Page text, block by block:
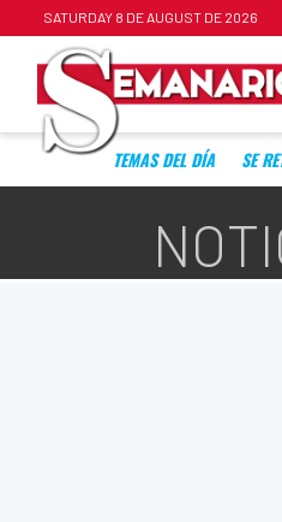
SATURDAY 8 DE AUGUST DE 2026
TEMAS DEL DÍA SE